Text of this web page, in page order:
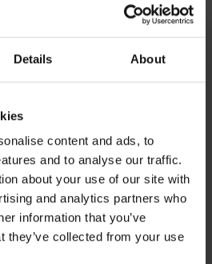
Details About
content and ads, to
and to analyse our traffic.
about your use of our site with
and analytics partners who
information that you’ve
they’ve collected from your use
-30%
2er-PACK Bikiny-Slips PINK
STORM Lovecode
Rabatt
16,09 € Alter Preis
22,99 €